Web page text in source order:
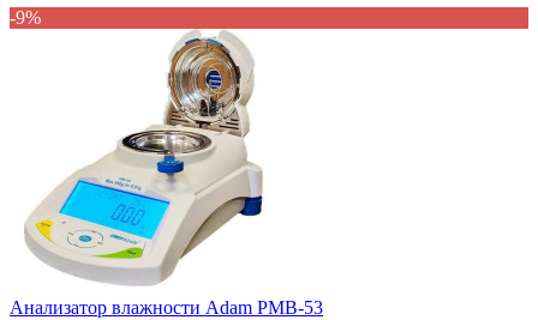
-9%
Анализатор влажности Adam PMB-53